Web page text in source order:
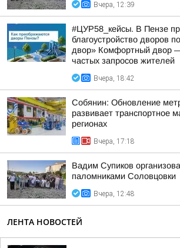
Вчера, 12:39
#ЦУР58_кейсы. В Пензе
благоустройство дворов
двор» Комфортный двор
частых запросов жителей
Вчера, 18:42
Собянин: Обновление
развивает транспортное
регионах
Вчера, 17:18
Вадим Супиков
паломниками Соловцовки
Вчера, 12:48
ЛЕНТА НОВОСТЕЙ